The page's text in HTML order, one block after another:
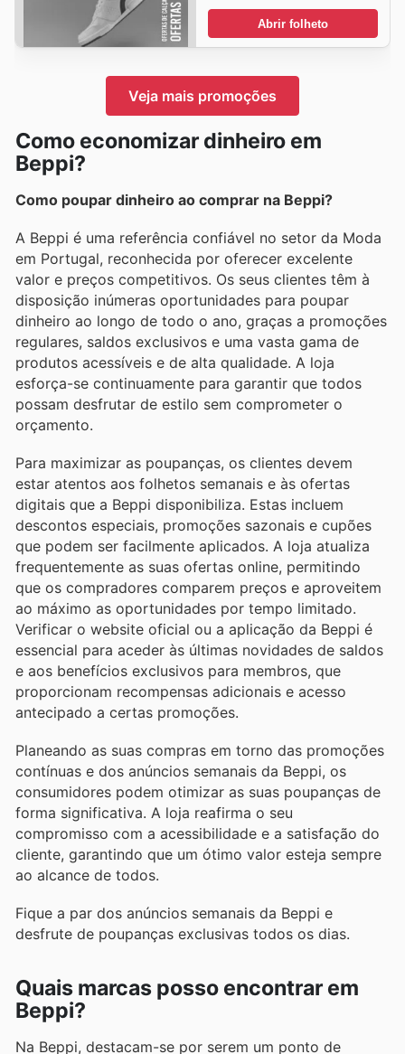
Abrir folheto
Veja mais promoções
Como economizar dinheiro em
Beppi?
Como poupar dinheiro ao comprar na Beppi?
A Beppi é uma referência confiável no setor da Moda
em Portugal, reconhecida por oferecer excelente
valor e preços competitivos. Os seus clientes têm à
disposição inúmeras oportunidades para poupar
dinheiro ao longo de todo o ano, graças a promoções
regulares, saldos exclusivos e uma vasta gama de
produtos acessíveis e de alta qualidade. A loja
esforça-se continuamente para garantir que todos
possam desfrutar de estilo sem comprometer o
orçamento.
Para maximizar as poupanças, os clientes devem
estar atentos aos folhetos semanais e às ofertas
digitais que a Beppi disponibiliza. Estas incluem
descontos especiais, promoções sazonais e cupões
que podem ser facilmente aplicados. A loja atualiza
frequentemente as suas ofertas online, permitindo
que os compradores comparem preços e aproveitem
ao máximo as oportunidades por tempo limitado.
Verificar o website oficial ou a aplicação da Beppi é
essencial para aceder às últimas novidades de saldos
e aos benefícios exclusivos para membros, que
proporcionam recompensas adicionais e acesso
antecipado a certas promoções.
Planeando as suas compras em torno das promoções
contínuas e dos anúncios semanais da Beppi, os
consumidores podem otimizar as suas poupanças de
forma significativa. A loja reafirma o seu
compromisso com a acessibilidade e a satisfação do
cliente, garantindo que um ótimo valor esteja sempre
ao alcance de todos.
Fique a par dos anúncios semanais da Beppi e
desfrute de poupanças exclusivas todos os dias.
Quais marcas posso encontrar em
Beppi?
Na Beppi, destacam-se por serem um ponto de